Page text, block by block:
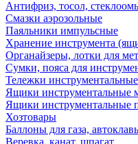
Антифриз, тосол,
Смазки аэрозольные
Паяльники импульсные
Хранение инструмента
Органайзеры, лотки для
Сумки, пояса для
Тележки инструментальные
Ящики инструментальные
Ящики инструментальные
Хозтовары
Баллоны для газа,
Веревка, канат, шпагат